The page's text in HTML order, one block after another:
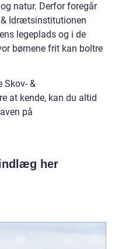
natur. Derfor foregår
Idrætsinstitutionen
legeplads og i de
børnene frit kan boltre
Skov- &
at kende, kan du altid
på
her